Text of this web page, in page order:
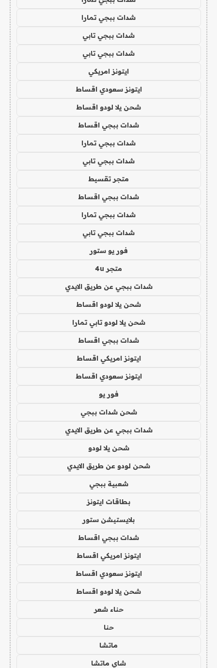
شدات ببجي تمارا
شدات ببجي تابي
شدات ببجي تابي
ايتونز امريكي
ايتونز سعودي اقساط
شحن يلا لودو اقساط
شدات ببجي اقساط
شدات ببجي تمارا
شدات ببجي تابي
متجر تقسيط
شدات ببجي اقساط
شدات ببجي تمارا
شدات ببجي تابي
فور يو ستور
متجر 4u
شدات ببجي عن طريق الايدي
شحن يلا لودو اقساط
شحن يلا لودو تابي تمارا
شدات ببجي اقساط
ايتونز امريكي اقساط
ايتونز سعودي اقساط
فور يو
شحن شدات ببجي
شدات ببجي عن طريق الايدي
شحن يلا لودو
شحن لودو عن طريق الايدي
شعبية ببجي
بطاقات ايتونز
بلايستيشن ستور
شدات ببجي اقساط
ايتونز امريكي اقساط
ايتونز سعودي اقساط
شحن يلا لودو اقساط
حناء شعر
حنا
ماتشا
شاي ماتشا